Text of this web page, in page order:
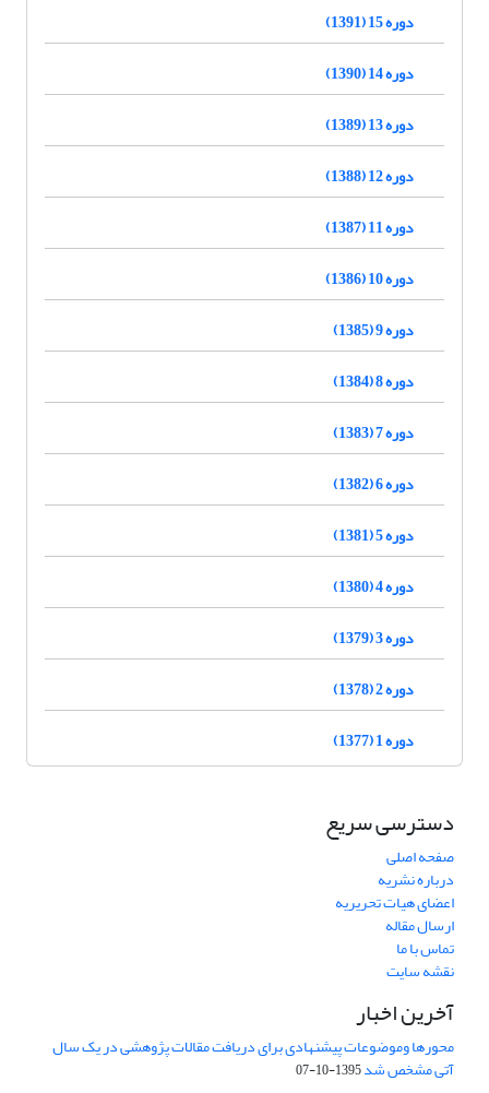
دوره 15 (1391)
دوره 14 (1390)
دوره 13 (1389)
دوره 12 (1388)
دوره 11 (1387)
دوره 10 (1386)
دوره 9 (1385)
دوره 8 (1384)
دوره 7 (1383)
دوره 6 (1382)
دوره 5 (1381)
دوره 4 (1380)
دوره 3 (1379)
دوره 2 (1378)
دوره 1 (1377)
دسترسی سریع
صفحه اصلی
درباره نشریه
اعضای هیات تحریریه
ارسال مقاله
تماس با ما
نقشه سایت
آخرین اخبار
محورها وموضوعات پیشنهادی برای دریافت مقالات پژوهشی در یک سال
آتی مشخص شد1395-10-07